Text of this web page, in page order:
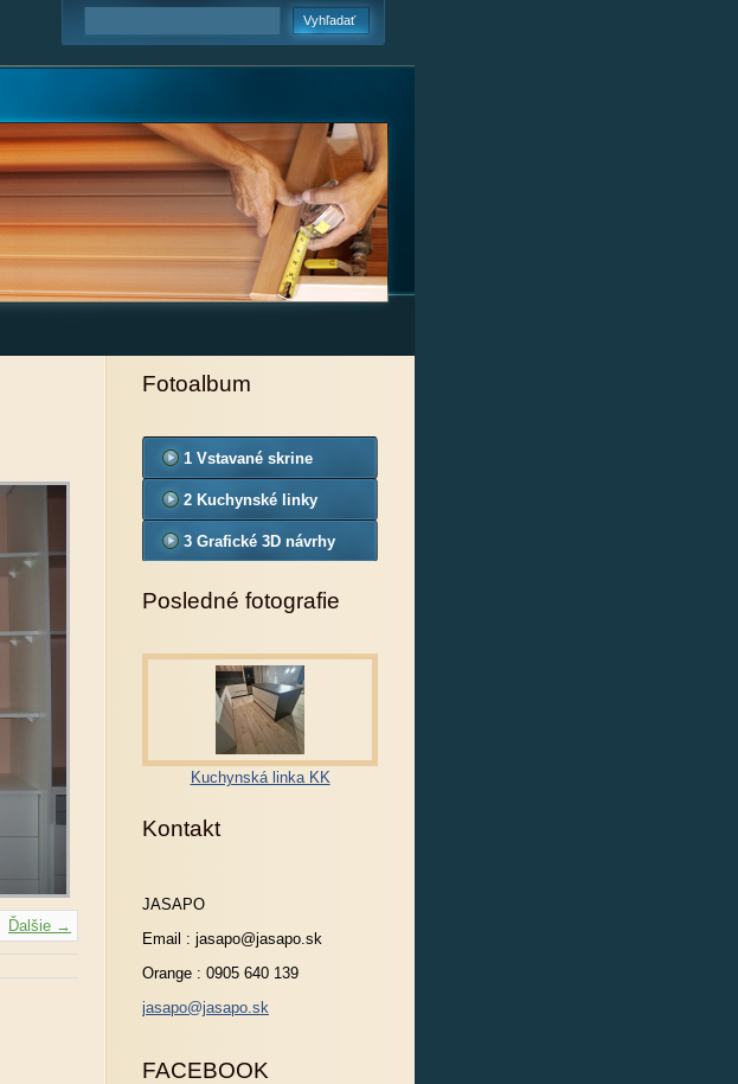
Ďalšie →
Fotoalbum
1 Vstavané skrine
2 Kuchynské linky
3 Grafické 3D návrhy
Posledné fotografie
Kuchynská linka KK
Kontakt
JASAPO
Email : jasapo@jasapo.sk
Orange : 0905 640 139
jasapo@jasapo.sk
FACEBOOK